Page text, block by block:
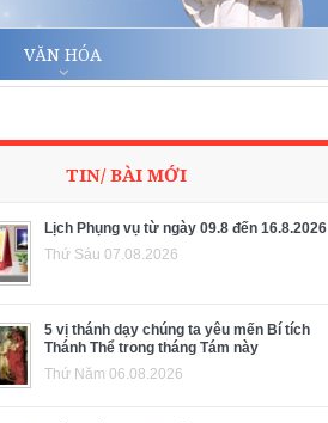
VĂN HÓA
TIN/ BÀI MỚI
Lịch Phụng vụ từ ngày 09.8 đến 16.8.2026
Thứ Sáu 07.08.2026
5 vị thánh dạy chúng ta yêu mến Bí tích
Thánh Thể trong tháng Tám này
Thứ Năm 06.08.2026